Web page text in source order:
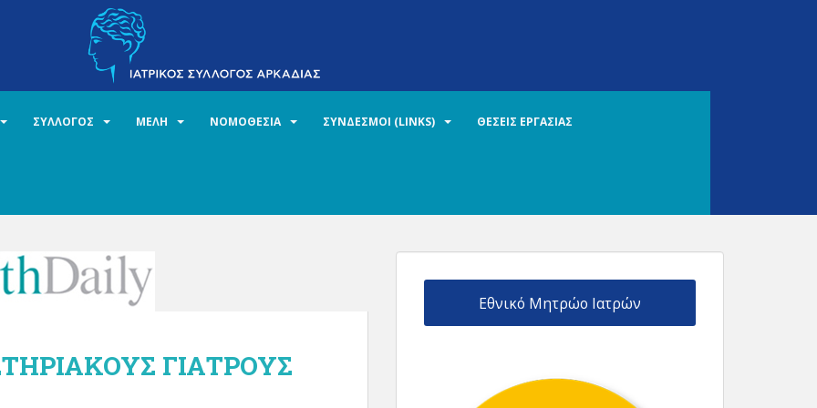
ΣΥΛΛΟΓΟΣ ΜΕΛΗ ΝΟΜΟΘΕΣΙΑ ΣΥΝΔΕΣΜΟΙ (LINKS) ΘΕΣΕΙΣ ΕΡΓΑΣΙΑΣ
ΓΙΑΤΡΟΥΣ
Εθνικό Μητρώο Ιατρών